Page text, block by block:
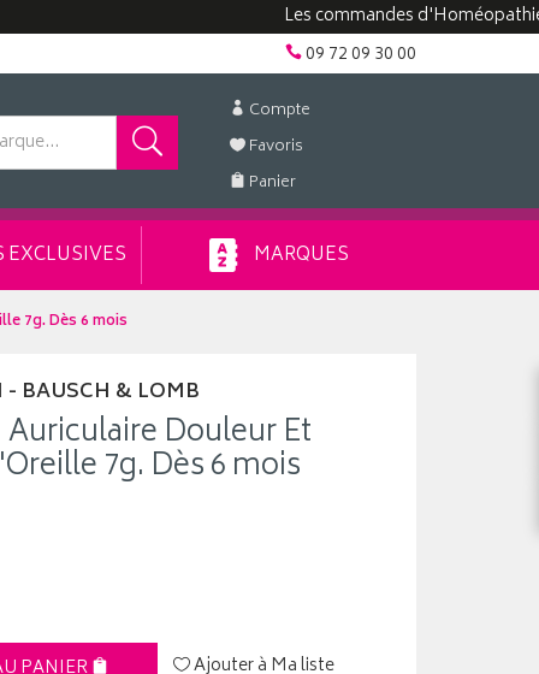
Les commandes d'Homéopathie
09 72 09 30 00
Compte
Favoris
Panier
EXCLUSIVES MARQUES
7g. Dès 6 mois
BAUSCH & LOMB
Douleur Et
7g. Dès 6 mois
Ajouter à Ma liste